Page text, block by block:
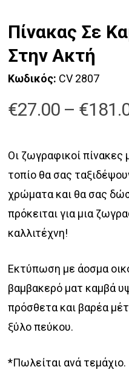
Πίνακας Σε
Στην Ακτή
Κωδικός: CV 2807
€27.00 – €
Οι ζωγραφικοί
τοπίο θα σας
χρώματα και θα σας
πρόκειται για μια
καλλιτέχνη!
Εκτύπωση με άοσμα
βαμβακερό ματ καμβά
πρόσθετα και βαρέα
ξύλο πεύκου.
*Πωλείται ανά τεμάχιο.